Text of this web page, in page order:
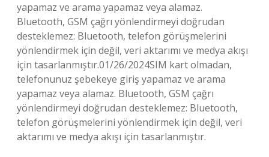
yapamaz ve arama yapamaz veya alamaz.
Bluetooth, GSM çağrı yönlendirmeyi doğrudan
desteklemez: Bluetooth, telefon görüşmelerini
yönlendirmek için değil, veri aktarımı ve medya akışı
için tasarlanmıştır.01/26/2024SIM kart olmadan,
telefonunuz şebekeye giriş yapamaz ve arama
yapamaz veya alamaz. Bluetooth, GSM çağrı
yönlendirmeyi doğrudan desteklemez: Bluetooth,
telefon görüşmelerini yönlendirmek için değil, veri
aktarımı ve medya akışı için tasarlanmıştır.